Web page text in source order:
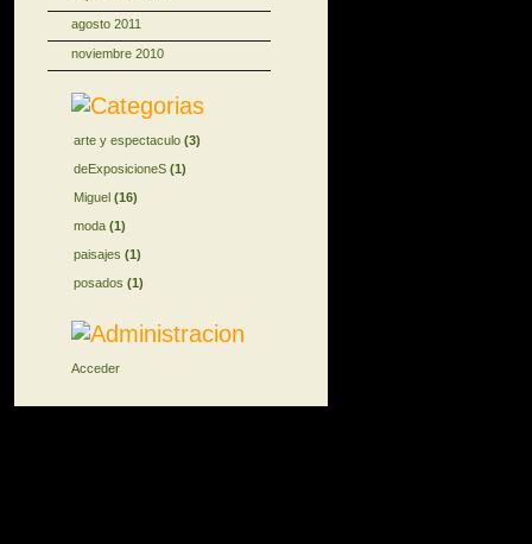
agosto 2011
noviembre 2010
arte y espectaculo (3)
deExposicioneS (1)
Miguel (16)
moda (1)
paisajes (1)
posados (1)
Acceder